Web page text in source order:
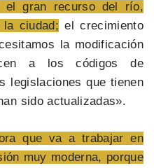
el gran recurso del río,
ciudad; el crecimiento
la modificación
a los códigos de
legislaciones que tienen
sido actualizadas».
que va a trabajar en
muy moderna, porque